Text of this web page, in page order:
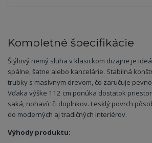
Kompletné špecifikácie
Štýlový nemý sluha v klasickom dizajne je
spálne, šatne alebo kancelárie. Stabilná
trubky s masívnym drevom, čo zaručuje
Vďaka výške 112 cm ponúka dostatok
saká, nohavíc či doplnkov. Lesklý povrch
do moderných aj tradičných interiérov.
Výhody produktu: